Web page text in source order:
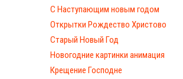
С Наступающим новым годом
Открытки Рождество Христово
Старый Новый Год
Новогодние картинки анимация
Крещение Господне